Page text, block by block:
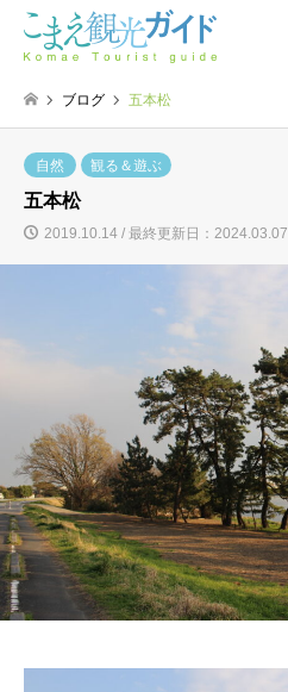
ブログ 五本松
自然
観る＆遊ぶ
五本松
2019.10.14 / 最終更新日：2024.03.07